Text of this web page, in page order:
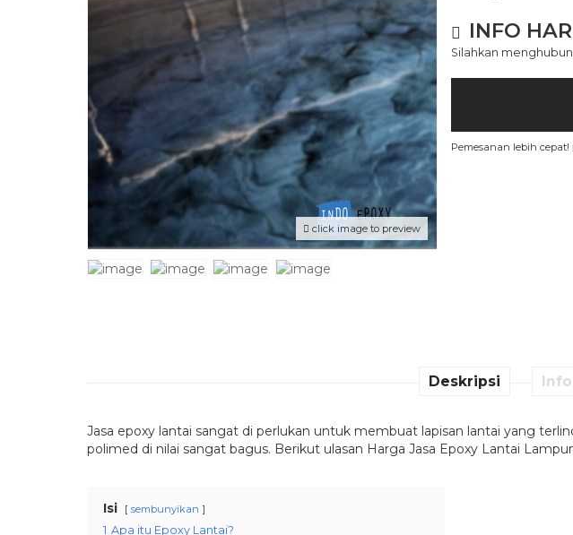
click image to preview
INFO
Silahkan
Pemesanan lebih cepat!
Deskripsi
Jasa epoxy lantai sangat di perlukan untuk membuat lapisan lantai yang
polimed di nilai sangat bagus. Berikut ulasan Harga Jasa Epoxy Lantai
Isi sembunyikan
1 Apa itu Epoxy Lantai?